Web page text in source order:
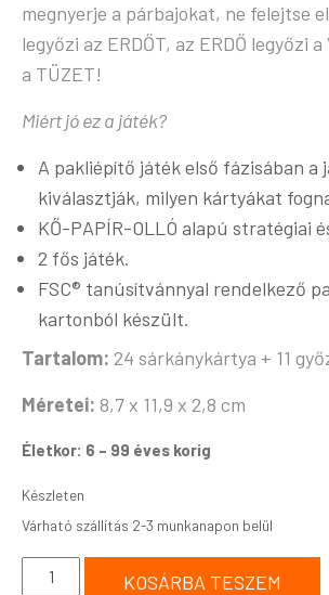
megnyerje a párbajokat, ne felejtse
legyőzi az ERDŐT, az ERDŐ legyőzi
a TÜZET!
Miért jó ez a játék?
A pakliépítő játék első fázisában a
kiválasztják, milyen kártyákat
KŐ-PAPÍR-OLLÓ alapú stratégiai
2 fős játék.
FSC® tanúsítvánnyal rendelkező
kartonból készült.
Tartalom: 24 sárkánykártya + 11
Méretei: 8,7 x 11,9 x 2,8 cm
Életkor: 6 – 99 éves korig
Készleten
KOSÁRBA TESZEM